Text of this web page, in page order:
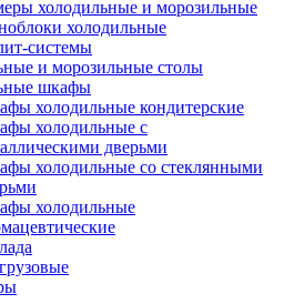
холодильные и морозильные
холодильные
системы
и морозильные столы
шкафы
холодильные кондитерские
холодильные с
дверьми
холодильные со стеклянными
холодильные